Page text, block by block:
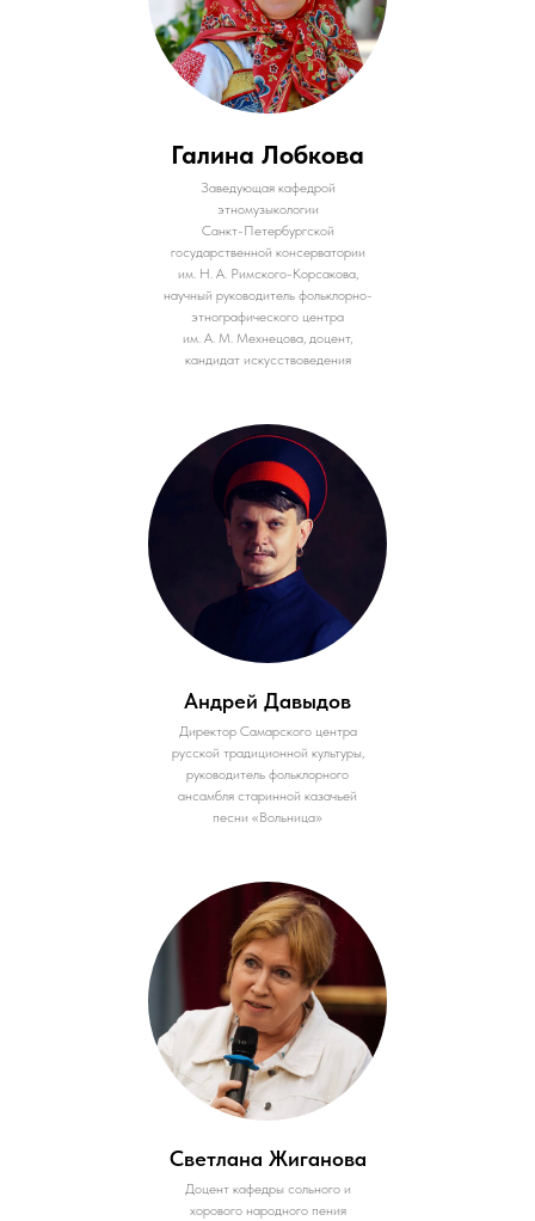
Галина Лобкова
Заведующая кафедрой
этномузыкологии
Санкт-Петербургской
государственной консерватории
им. Н. А. Римского-Корсакова,
научный руководитель фольклорно-
этнографического центра
им. А. М. Мехнецова, доцент,
кандидат искусствоведения
Андрей Давыдов
Директор Самарского центра
русской традиционной культуры,
руководитель фольклорного
ансамбля старинной казачьей
песни «Вольница»
Светлана Жиганова
Доцент кафедры сольного и
хорового народного пения